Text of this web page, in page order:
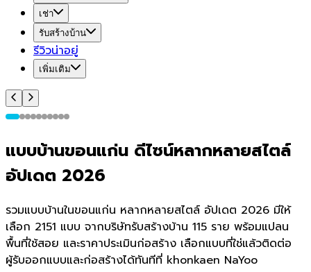
เช่า
รับสร้างบ้าน
รีวิวน่าอยู่
เพิ่มเติม
แบบบ้านขอนแก่น ดีไซน์หลากหลายสไตล์
อัปเดต 2026
รวมแบบบ้านในขอนแก่น หลากหลายสไตล์ อัปเดต 2026 มีให้
เลือก 2151 แบบ จากบริษัทรับสร้างบ้าน 115 ราย พร้อมแปลน
พื้นที่ใช้สอย และราคาประเมินก่อสร้าง เลือกแบบที่ใช่แล้วติดต่อ
ผู้รับออกแบบและก่อสร้างได้ทันทีที่ khonkaen NaYoo